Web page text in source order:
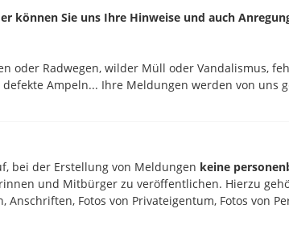
können Sie uns Ihre Hinweise und auch
oder Radwegen, wilder Müll oder Vandalismus,
defekte Ampeln... Ihre Meldungen werden von uns
bei der Erstellung von Meldungen keine
und Mitbürger zu veröffentlichen. Hierzu
Anschriften, Fotos von Privateigentum, Fotos von